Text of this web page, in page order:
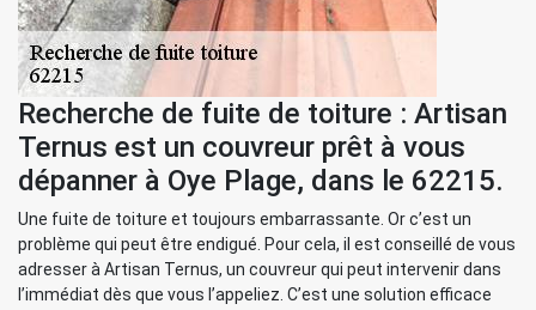
Recherche de fuite de toiture : Artisan
Ternus est un couvreur prêt à vous
dépanner à Oye Plage, dans le 62215.
Une fuite de toiture et toujours embarrassante. Or c’est un
problème qui peut être endigué. Pour cela, il est conseillé de vous
adresser à Artisan Ternus, un couvreur qui peut intervenir dans
l’immédiat dès que vous l’appeliez. C’est une solution efficace